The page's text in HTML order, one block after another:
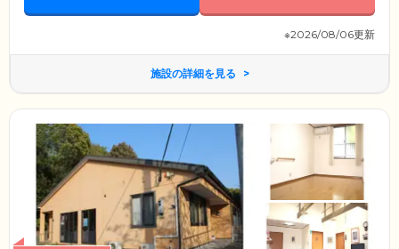
※2026/08/06更新
施設の詳細を見る